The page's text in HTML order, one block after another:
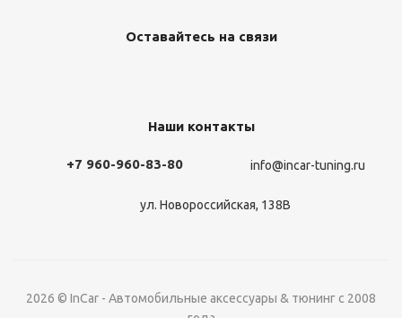
Оставайтесь на связи
Наши контакты
+7 960-960-83-80 info@incar-tuning.ru
ул. Новороссийская, 138В
2026 © InCar - Автомобильные аксессуары & тюнинг с 2008